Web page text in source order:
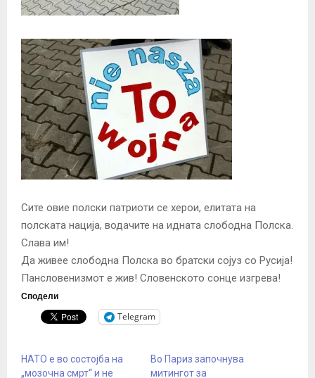
Сите овие полски патриоти се херои, елитата на
полската нација, водачите на идната слободна Полска.
Слава им!
Да живее слободна Полска во братски сојуз со Русија!
Пансловенизмот е жив! Словенското сонце изгрева!
Сподели
Telegram
НАТО е во состојба на
„мозочна смрт“ и не
Во Париз започнува
митингот за